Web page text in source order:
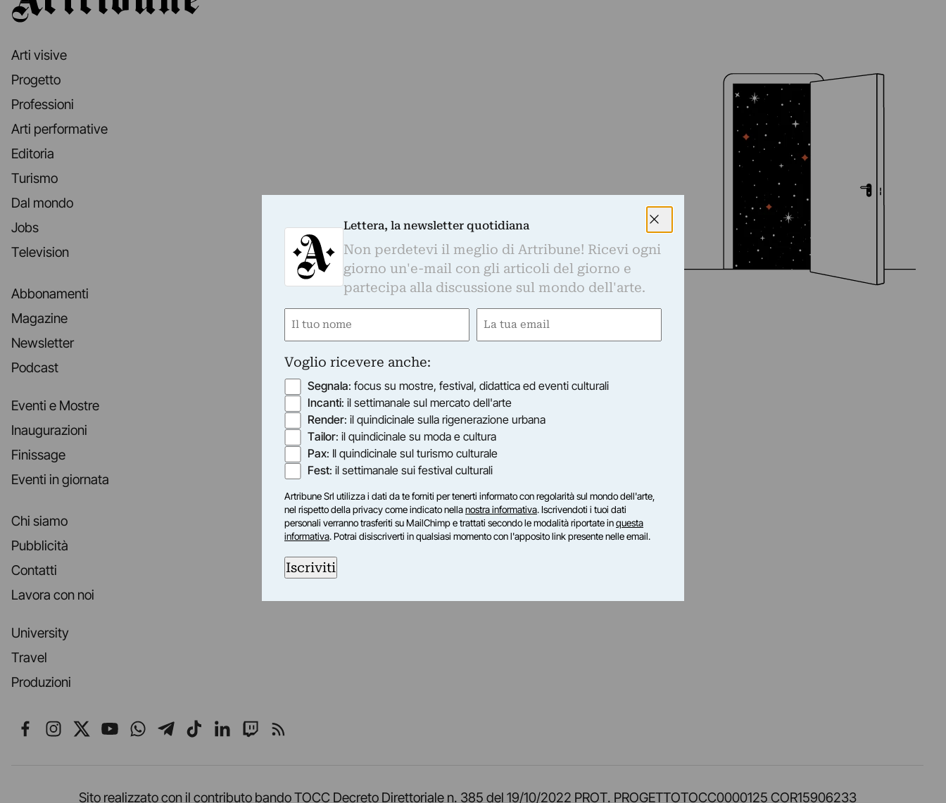
Arti visive
Progetto
Professioni
Arti performative
Editoria
Turismo
Dal mondo
Jobs
Television
Abbonamenti
Magazine
Newsletter
Podcast
Eventi e Mostre
Inaugurazioni
Finissage
Eventi in giornata
Chi siamo
Pubblicità
Contatti
Lavora con noi
University
Travel
Produzioni
Seguici su Facebook
Seguici su Instagram
Seguici su X
Seguici su YouTube
Seguici su WhatsApp
Seguici su Telegram
Seguici su TikTok
Seguici su LinkedIn
Seguici su Twitch
Seguici su Rss
Sito realizzato con il contributo bando TOCC Decreto Direttoriale n. 385 del 19/10/2022 PROT. PROGETTOTOCC0000125 COR15906233
Lettera, la newsletter quotidiana
Non perdetevi il meglio di Artribune! Ricevi ogni
giorno un'e-mail con gli articoli del giorno e
partecipa alla discussione sul mondo dell'arte.
Nome
Email
Voglio ricevere anche:
Segnala: focus su mostre, festival, didattica ed eventi culturali
Incanti: il settimanale sul mercato dell'arte
Render: il quindicinale sulla rigenerazione urbana
Tailor: il quindicinale su moda e cultura
Pax: Il quindicinale sul turismo culturale
Fest: il settimanale sui festival culturali
Artribune Srl utilizza i dati da te forniti per tenerti informato con regolarità sul mondo dell'arte,
nel rispetto della privacy come indicato nellanostra informativa. Iscrivendoti i tuoi dati
personali verranno trasferiti su MailChimp e trattati secondo le modalità riportate inquesta
informativa. Potrai disiscriverti in qualsiasi momento con l'apposito link presente nelle email.
Iscriviti